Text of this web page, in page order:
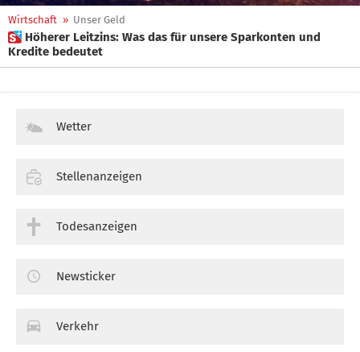
Wirtschaft » Unser Geld
 Höherer Leitzins: Was das für unsere Sparkonten und
Kredite bedeutet
Wetter
Stellenanzeigen
Todesanzeigen
Newsticker
Verkehr